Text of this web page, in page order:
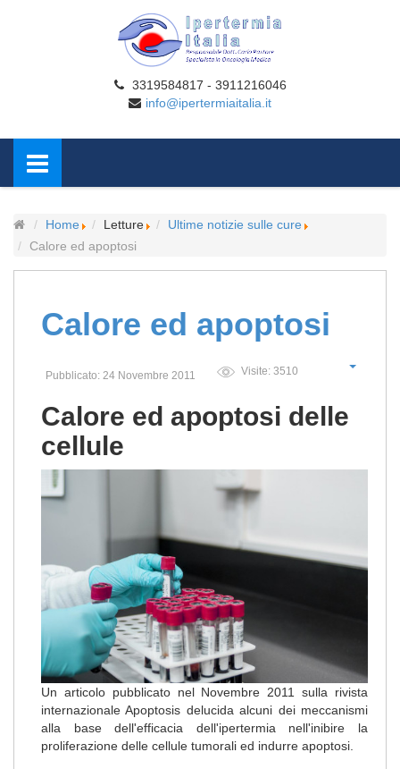
3319584817 - 3911216046
info@ipertermiaitalia.it
Home Letture
Ultime notizie sulle cure
Calore ed apoptosi
Calore ed apoptosi
Pubblicato: 24 Novembre 2011 Visite: 3510
Calore ed apoptosi delle
cellule
Un articolo pubblicato nel Novembre 2011 sulla rivista
internazionale Apoptosis delucida alcuni dei meccanismi
alla base dell'efficacia dell'ipertermia nell'inibire la
proliferazione delle cellule tumorali ed indurre apoptosi.